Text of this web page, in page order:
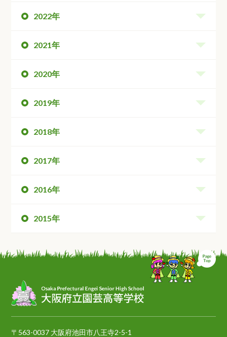
2022年
2021年
2020年
2019年
2018年
2017年
2016年
2015年
ペ
〒563-0037 大阪府池田市八王寺2-5-1